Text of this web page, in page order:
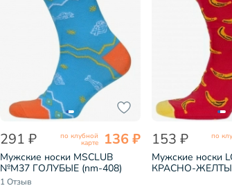
291 ₽ по клубной
карте 136 ₽
Мужские носки MSCLUB
№М37 ГОЛУБЫЕ (nm-408)
1 Отзыв
153 ₽ по
Мужские носки
КРАСНО-